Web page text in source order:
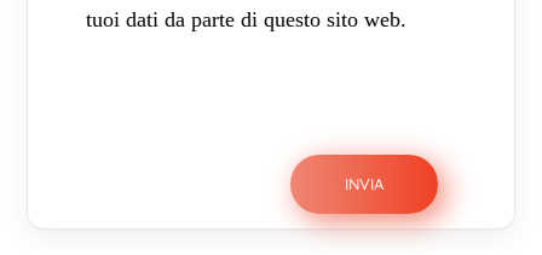
tuoi dati da parte di questo sito web.